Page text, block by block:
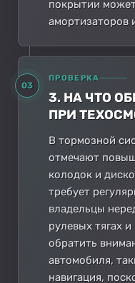
покрытии
амортизаторов
03
ПРОВЕРКА
3. НА ЧТО
ПРИ
В тормозной
отмечают
колодок и
требует
владельцы
рулевых тягах
обратить
автомобиля,
навигация,